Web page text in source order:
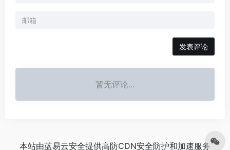
发表评论
暂无评论...
本站由蓝易云安全提供高防CDN安全防护和加速服务